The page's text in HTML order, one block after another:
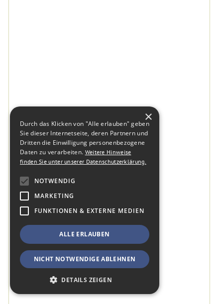
×
Durch das Klicken von "Alle erlauben" geben
Sie dieser Internetseite, deren Partnern und
Dritten die Einwilligung personenbezogene
Daten zu verarbeiten. Weitere Hinweise
finden Sie unter unserer Datenschutzerklärung.
NOTWENDIG
MARKETING
FUNKTIONEN & EXTERNE MEDIEN
ALLE ERLAUBEN
NICHT NOTWENDIGE ABLEHNEN
DETAILS ZEIGEN